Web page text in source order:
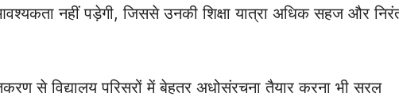
नहीं पड़ेगी, जिससे उनकी शिक्षा यात्रा अधिक सहज और
से विद्यालय परिसरों में बेहतर अधोसंरचना तैयार करना भी सरल